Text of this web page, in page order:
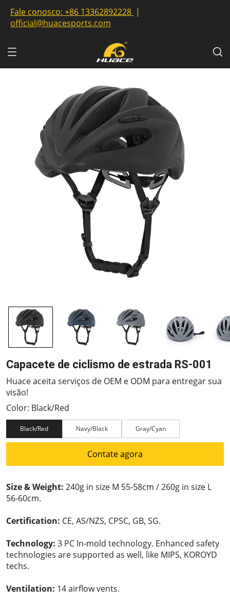
Fale conosco: +86 13362892228 |
official@huacesports.com
Capacete de ciclismo de estrada RS-001
Huace aceita serviços de OEM e ODM para entregar sua
visão!
Color: Black/Red
Black/Red Navy/Black Gray/Cyan
Contate agora
Size & Weight: 240g in size M 55-58cm / 260g in size L
56-60cm.
Certification: CE, AS/NZS, CPSC, GB, SG.
Technology: 3 PC In-mold technology. Enhanced safety
technologies are supported as well, like MIPS, KOROYD
techs.
Ventilation: 14 airflow vents.